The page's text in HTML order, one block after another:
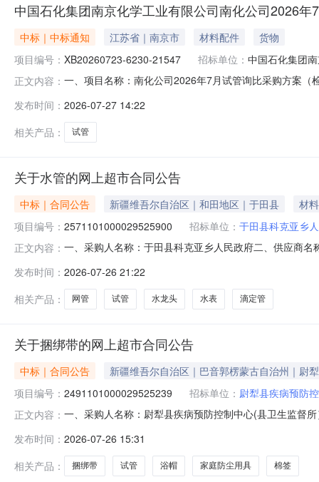
中国石化集团南京化学工业有限公司南化公司2026
中标｜中标通知 江苏省｜南京市 材料配件
货物
项目编号： XB20260723-6230-21547 招标单位： 中国石化集团
正文内容： 一、项目名称：南化公司2026年7月试管询比采购方案
单位:中国石化集团南京化学工业有限公司联系电话:025-
发布时间： 2026-07-27 14:22
相关产品：
试管
关于水管的网上超市合同公告
中标｜合同公告 新疆维吾尔自治区｜和田地区｜于田县
材
项目编号： 2571101000029525900 招标单位： 于田县科克亚乡
正文内容： 一、采购人名称：于田县科克亚乡人民政府二、供应商
型号标准表水表无品牌无型号个2.00300600366滴定管
发布时间： 2026-07-26 21:22
相关产品：
网管 试管 水龙头 水表 滴定管
关于捆绑带的网上超市合同公告
中标｜合同公告
新疆维吾尔自治区｜巴音郭楞蒙古自治州｜尉
项目编号： 2491101000029525239 招标单位： 尉犁县疾病预防
正文内容： 一、采购人名称：尉犁县疾病预防控制中心(县卫生监督
性抽取捆绑带海氏海诺50条/盒件10.00202002家庭防尘
发布时间： 2026-07-26 15:31
相关产品：
捆绑带 试管 浴帽 家庭防尘用具 棉签